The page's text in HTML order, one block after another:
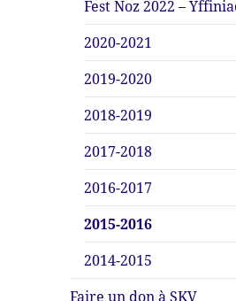
Fest Noz 2022 –
2020-2021
2019-2020
2018-2019
2017-2018
2016-2017
2015-2016
2014-2015
Faire un don à SKV